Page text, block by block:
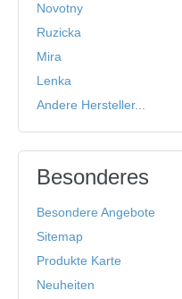
Novotny
Ruzicka
Mira
Lenka
Andere Hersteller...
Besonderes
Besondere Angebote
Sitemap
Produkte Karte
Neuheiten